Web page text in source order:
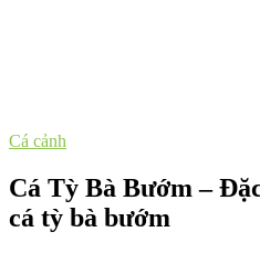
Cá cảnh
Cá Tỳ Bà Bướm –
cá tỳ bà bướm